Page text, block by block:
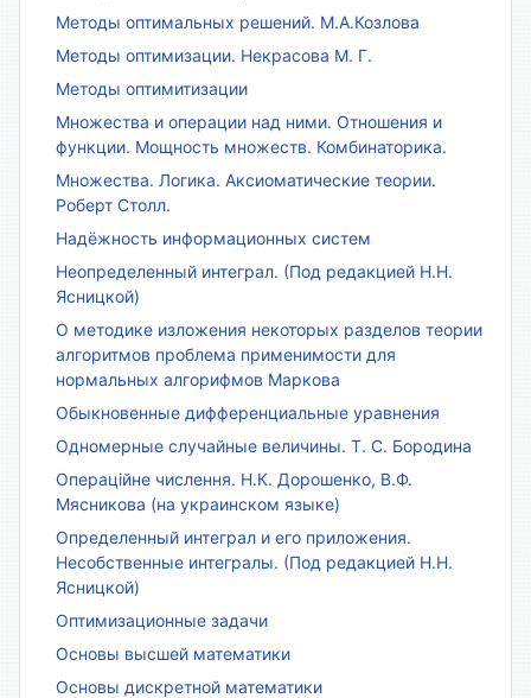
Методы оптимальных решений. М.А.Козлова
Методы оптимизации. Некрасова М. Г.
Методы оптимитизации
Множества и операции над ними. Отношения и
функции. Мощность множеств. Комбинаторика.
Множества. Логика. Аксиоматические теории.
Роберт Столл.
Надёжность информационных систем
Неопределенный интеграл. (Под редакцией Н.Н.
Ясницкой)
О методике изложения некоторых разделов теории
алгоритмов проблема применимости для
нормальных алгорифмов Маркова
Обыкновенные дифференциальные уравнения
Одномерные случайные величины. Т. С. Бородина
Операційне числення. Н.К. Дорошенко, В.Ф.
Мясникова (на украинском языке)
Определенный интеграл и его приложения.
Несобственные интегралы. (Под редакцией Н.Н.
Ясницкой)
Оптимизационные задачи
Основы высшей математики
Основы дискретной математики